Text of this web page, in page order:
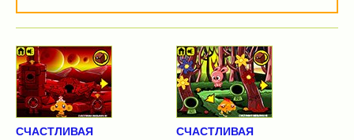
СЧАСТЛИВАЯ
СЧАСТЛИВАЯ